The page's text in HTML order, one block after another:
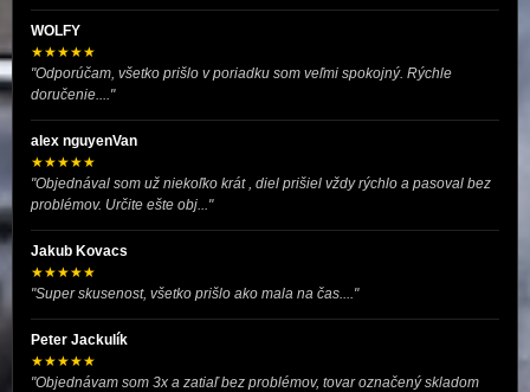
WOLFY
★★★★★
"Odporúčam, všetko prišlo v poriadku som veľmi spokojný. Rýchle
doručenie...."
alex nguyenVan
★★★★★
"Objednával som už niekoľko krát , diel prišiel vždy rýchlo a pasoval bez
problémov. Určite ešte obj..."
Jakub Kovacs
★★★★★
"Super skusenost, všetko prišlo ako mala na čas...."
Peter Jackulík
★★★★★
"Objednávam som 3x a zatiaľ bez problémov, tovar označený skladom